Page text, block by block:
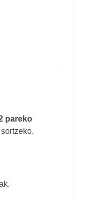
pareko